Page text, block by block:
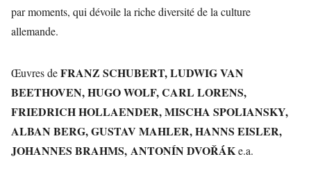
par moments, qui dévoile la riche diversité de la culture
allemande.
Œuvres deFRANZ SCHUBERT, LUDWIG VAN
BEETHOVEN, HUGO WOLF, CARL LORENS,
FRIEDRICH HOLLAENDER, MISCHA SPOLIANSKY,
ALBAN BERG, GUSTAV MAHLER, HANNS EISLER,
JOHANNES BRAHMS, ANTONÍN DVOŘÁKe.a.